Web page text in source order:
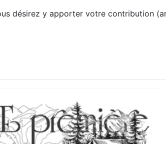
désirez y apporter votre contribution